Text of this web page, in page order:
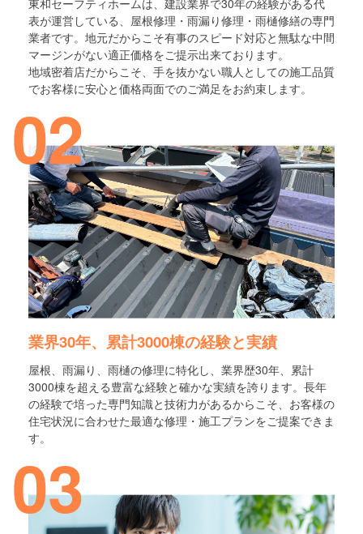
表が運営している、屋根修理・雨漏り修理・雨樋修繕の専門
業者です。地元だからこそ有事のスピード対応と無駄な中間
マージンがない適正価格をご提示出来ております。
地域密着店だからこそ、手を抜かない職人としての施工品質
でお客様に安心と価格両面でのご満足をお約束します。
02
業界30年、累計3000棟の経験と実績
屋根、雨漏り、雨樋の修理に特化し、業界歴30年、累計
3000棟を超える豊富な経験と確かな実績を誇ります。長年
の経験で培った専門知識と技術力があるからこそ、お客様の
住宅状況に合わせた最適な修理・施工プランをご提案できま
す。
03